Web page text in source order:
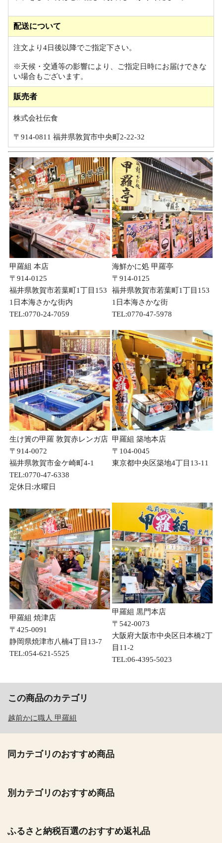
配送について
注文より4日後以降でご指定下さい。
※天候・交通等の影響により、ご指定日時にお届けできな
い場合もございます。
販売者
株式会社伝食
〒914-0811 福井県敦賀市中央町2-22-32
甲羅組 本店
〒914-0125
福井県敦賀市若葉町1丁目153
1日本海さかな街内
TEL:0770-24-7059
海鮮かに処 甲羅亭
〒914-0125
福井県敦賀市若葉町1丁目153
1日本海さかな街
TEL:0770-47-5978
生け簀の甲羅 敦賀赤レンガ店
〒914-0072
福井県敦賀市金ケ崎町4-1
TEL:0770-47-6338
定休日:水曜日
甲羅組 築地本店
〒104-0045
東京都中央区築地4丁目13-11
甲羅組 焼津店
〒425-0091
静岡県焼津市八楠4丁目13-7
TEL:054-621-5525
甲羅組 黒門本店
〒542-0073
大阪府大阪市中央区日本橋2丁
目11-2
TEL:06-4395-5023
この商品のカテゴリ
越前かに職人 甲羅組
同カテゴリのおすすめ商品
別カテゴリのおすすめ商品
ふるさと納税百選のおすすめ返礼品